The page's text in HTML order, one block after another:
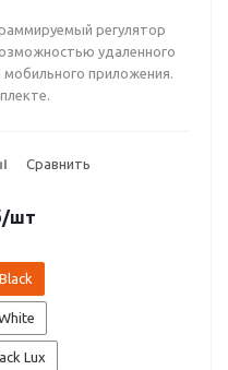
регулятор
удаленного
приложения.
/шт
Lux